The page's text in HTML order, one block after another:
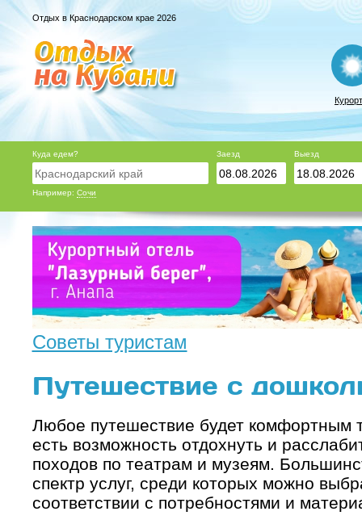
Отдых в Краснодарском крае 2026
Куда едем?
Например: Сочи
Заезд Выезд
Советы туристам
Путешествие с
Любое путешествие будет комфортным
есть возможность отдохнуть и
походов по театрам и музеям.
спектр услуг, среди которых можно
соответствии с потребностями и